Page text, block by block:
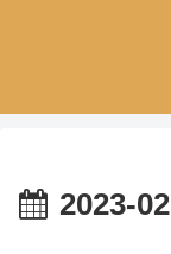
2023-02